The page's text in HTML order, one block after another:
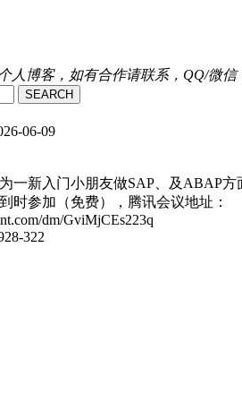
人博客，如有合作请联系，QQ/微信
SEARCH
06-09
一新入门小朋友做SAP、及ABAP方
时参加（免费），腾讯会议地址：
dm/GviMjCEs223q
322